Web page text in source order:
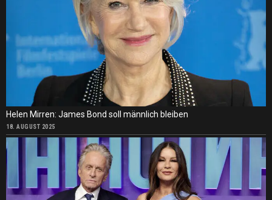
Helen Mirren: James Bond soll männlich bleiben
18. AUGUST 2025